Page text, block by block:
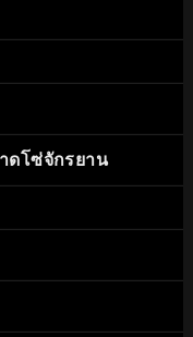
ดโซ่จักรยาน